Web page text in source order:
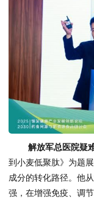
解放军总医院疑
到小麦低聚肽》为题
成分的转化路径。他
强，在增强免疫、调